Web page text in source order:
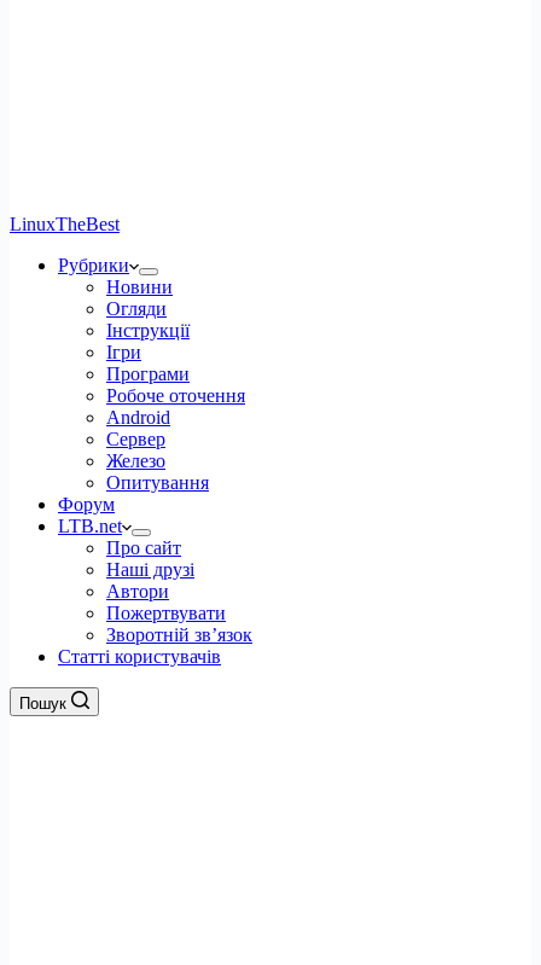
LinuxTheBest
Рубрики
Новини
Огляди
Інструкції
Ігри
Програми
Робоче оточення
Android
Сервер
Железо
Опитування
Форум
LTB.net
Про сайт
Наші друзі
Автори
Пожертвувати
Зворотній зв’язок
Статті користувачів
Пошук